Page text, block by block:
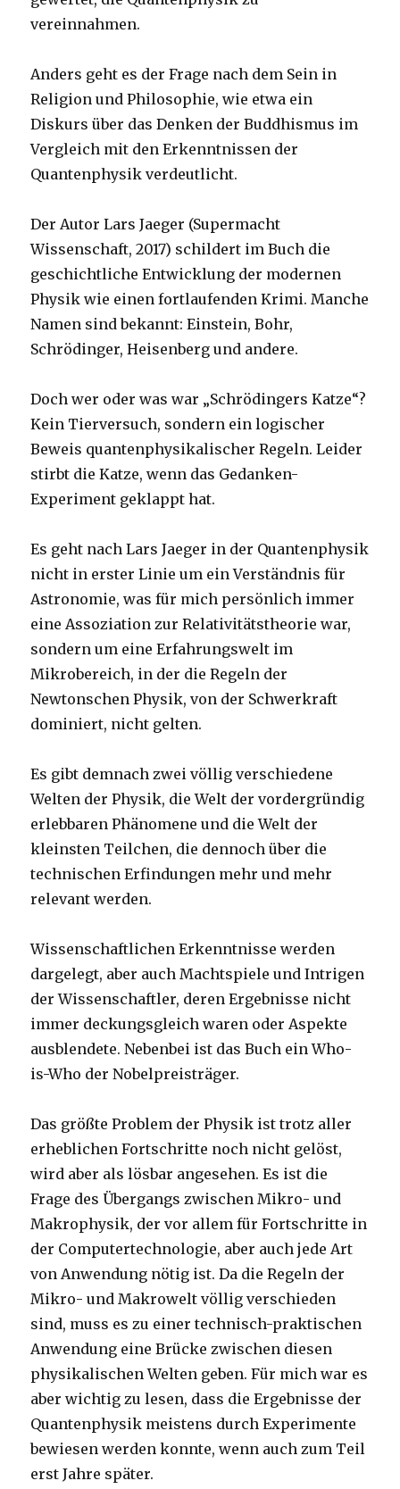
vereinnahmen.
Anders geht es der Frage nach dem Sein in
Religion und Philosophie, wie etwa ein
Diskurs über das Denken der Buddhismus im
Vergleich mit den Erkenntnissen der
Quantenphysik verdeutlicht.
Der Autor Lars Jaeger (Supermacht
Wissenschaft, 2017) schildert im Buch die
geschichtliche Entwicklung der modernen
Physik wie einen fortlaufenden Krimi. Manche
Namen sind bekannt: Einstein, Bohr,
Schrödinger, Heisenberg und andere.
Doch wer oder was war „Schrödingers Katze“?
Kein Tierversuch, sondern ein logischer
Beweis quantenphysikalischer Regeln. Leider
stirbt die Katze, wenn das Gedanken-
Experiment geklappt hat.
Es geht nach Lars Jaeger in der Quantenphysik
nicht in erster Linie um ein Verständnis für
Astronomie, was für mich persönlich immer
eine Assoziation zur Relativitätstheorie war,
sondern um eine Erfahrungswelt im
Mikrobereich, in der die Regeln der
Newtonschen Physik, von der Schwerkraft
dominiert, nicht gelten.
Es gibt demnach zwei völlig verschiedene
Welten der Physik, die Welt der vordergründig
erlebbaren Phänomene und die Welt der
kleinsten Teilchen, die dennoch über die
technischen Erfindungen mehr und mehr
relevant werden.
Wissenschaftlichen Erkenntnisse werden
dargelegt, aber auch Machtspiele und Intrigen
der Wissenschaftler, deren Ergebnisse nicht
immer deckungsgleich waren oder Aspekte
ausblendete. Nebenbei ist das Buch ein Who-
is-Who der Nobelpreisträger.
Das größte Problem der Physik ist trotz aller
erheblichen Fortschritte noch nicht gelöst,
wird aber als lösbar angesehen. Es ist die
Frage des Übergangs zwischen Mikro- und
Makrophysik, der vor allem für Fortschritte in
der Computertechnologie, aber auch jede Art
von Anwendung nötig ist. Da die Regeln der
Mikro- und Makrowelt völlig verschieden
sind, muss es zu einer technisch-praktischen
Anwendung eine Brücke zwischen diesen
physikalischen Welten geben. Für mich war es
aber wichtig zu lesen, dass die Ergebnisse der
Quantenphysik meistens durch Experimente
bewiesen werden konnte, wenn auch zum Teil
erst Jahre später.